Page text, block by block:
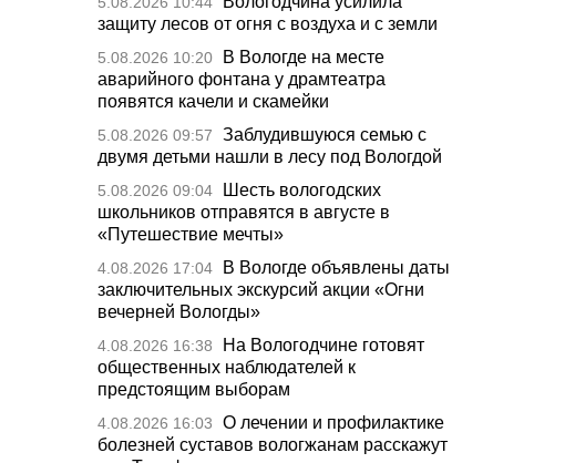
защиту лесов от огня с воздуха и с земли
5.08.2026 10:20
В Вологде на месте
аварийного фонтана у драмтеатра
появятся качели и скамейки
5.08.2026 09:57
Заблудившуюся семью с
двумя детьми нашли в лесу под Вологдой
5.08.2026 09:04
Шесть вологодских
школьников отправятся в августе в
«Путешествие мечты»
4.08.2026 17:04
В Вологде объявлены даты
заключительных экскурсий акции «Огни
вечерней Вологды»
4.08.2026 16:38
На Вологодчине готовят
общественных наблюдателей к
предстоящим выборам
4.08.2026 16:03
О лечении и профилактике
болезней суставов вологжанам расскажут